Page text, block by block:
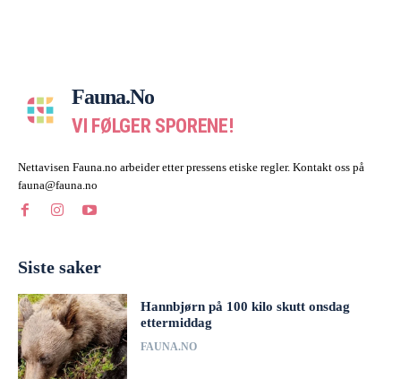
Fauna.no
VI FØLGER SPORENE!
Nettavisen Fauna.no arbeider etter pressens etiske regler. Kontakt oss på
fauna@fauna.no
Siste saker
Hannbjørn på 100 kilo skutt onsdag
ettermiddag
FAUNA.NO